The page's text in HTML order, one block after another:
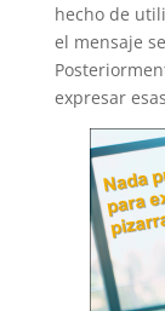
hecho de
el mensaje
expresar